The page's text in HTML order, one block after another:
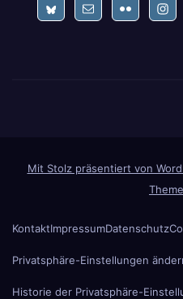
Mit Stolz präsentiert von
KontaktImpressumDatenschutz
Privatsphäre-Einstellungen
Historie der Privatsphäre-